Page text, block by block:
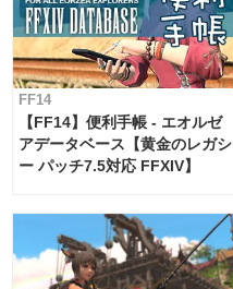
FF14
【FF14】便利手帳 - エオルゼ
アデータベース【黄金のレガシ
ー パッチ7.5対応 FFXIV】